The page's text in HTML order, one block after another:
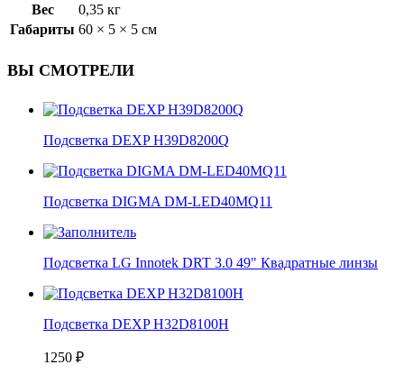
Вес
0,35 кг
Габариты 60 × 5 × 5 см
ВЫ СМОТРЕЛИ
Подсветка DEXP H39D8200Q
Подсветка DIGMA DM-LED40MQ11
Подсветка LG Innotek DRT 3.0 49" Квадратные линзы
Подсветка DEXP H32D8100H
1250 ₽